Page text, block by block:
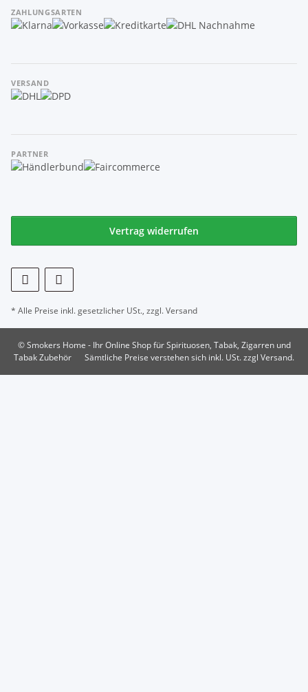
ZAHLUNGSARTEN
VERSAND
PARTNER
Vertrag widerrufen
* Alle Preise inkl. gesetzlicher USt., zzgl.Versand
© Smokers Home - Ihr Online Shop für Spirituosen, Tabak, Zigarren und
Tabak Zubehör
Sämtliche Preise verstehen sich inkl. USt. zzgl Versand.